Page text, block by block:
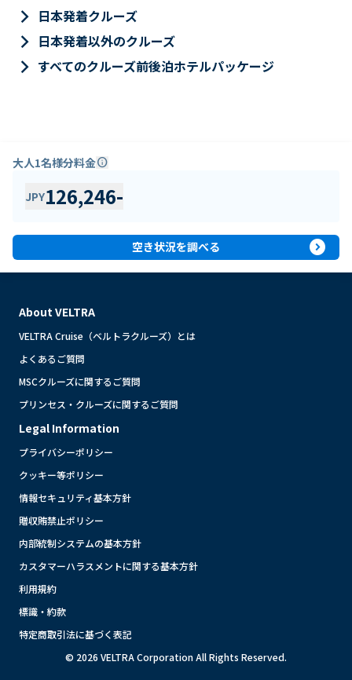
keyboard_arrow_right 日本発着クルーズ
keyboard_arrow_right 日本発着以外のクルーズ
keyboard_arrow_right すべてのクルーズ前後泊ホテルパッケージ
大人1名様分料金info
JPY126,246-
空き状況を調べる expand_circle_right
About VELTRA
VELTRA Cruise（ベルトラクルーズ）とは
よくあるご質問
MSCクルーズに関するご質問
プリンセス・クルーズに関するご質問
Legal Information
プライバシーポリシー
クッキー等ポリシー
情報セキュリティ基本方針
贈収賄禁止ポリシー
内部統制システムの基本方針
カスタマーハラスメントに関する基本方針
利用規約
標識・約款
特定商取引法に基づく表記
© 2026 VELTRA Corporation All Rights Reserved.